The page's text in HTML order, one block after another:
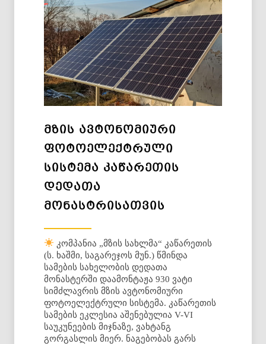
ᲛᲖᲘᲡ ᲐᲕᲢᲝᲜᲝᲛᲘᲣᲠᲘ
ᲤᲝᲢᲝᲔᲚᲔᲥᲢᲠᲣᲚᲘ
ᲡᲘᲡᲢᲔᲛᲐ ᲙᲐᲬᲐᲠᲔᲗᲘᲡ
ᲓᲔᲓᲐᲗᲐ
ᲛᲝᲜᲐᲡᲢᲠᲘᲡᲐᲗᲕᲘᲡ
კომპანია „მზის სახლმა“ კაწარეთის
(ს. ხაშმი, საგარეჯოს მუნ.) წმინდა
სამების სახელობის დედათა
მონასტერში დაამონტაჟა 930 ვატი
სიმძლავრის მზის ავტონომიური
ფოტოელექტრული სისტემა. კაწარეთის
სამების ეკლესია აშენებულია V-VI
საუკუნეების მიჯნაზე, ვახტანგ
გორგასლის მიერ. ნაგებობას გარს